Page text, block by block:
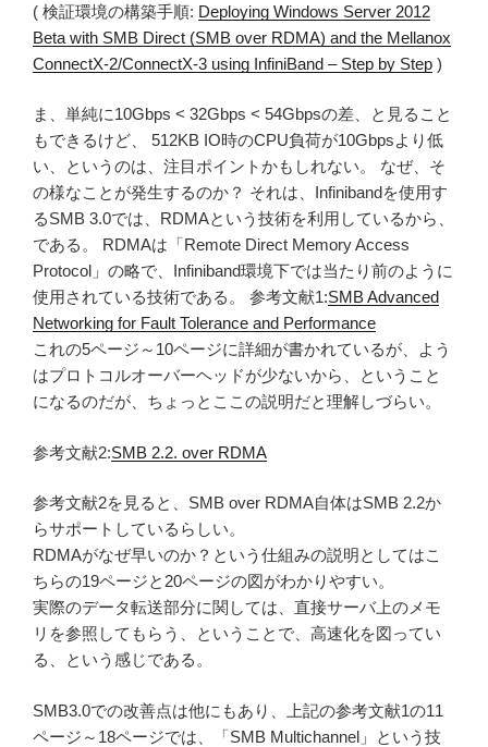
( 検証環境の構築手順: Deploying Windows Server 2012
Beta with SMB Direct (SMB over RDMA) and the Mellanox
ConnectX-2/ConnectX-3 using InfiniBand – Step by Step )
ま、単純に10Gbps < 32Gbps < 54Gbpsの差、と見ること
もできるけど、 512KB IO時のCPU負荷が10Gbpsより低
い、というのは、注目ポイントかもしれない。 なぜ、そ
の様なことが発生するのか？ それは、Infinibandを使用す
るSMB 3.0では、RDMAという技術を利用しているから、
である。 RDMAは「Remote Direct Memory Access
Protocol」の略で、Infiniband環境下では当たり前のように
使用されている技術である。 参考文献1:SMB Advanced
Networking for Fault Tolerance and Performance
これの5ページ～10ページに詳細が書かれているが、よう
はプロトコルオーバーヘッドが少ないから、ということ
になるのだが、ちょっとここの説明だと理解しづらい。
参考文献2:SMB 2.2. over RDMA
参考文献2を見ると、SMB over RDMA自体はSMB 2.2か
らサポートしているらしい。
RDMAがなぜ早いのか？という仕組みの説明としてはこ
ちらの19ページと20ページの図がわかりやすい。
実際のデータ転送部分に関しては、直接サーバ上のメモ
リを参照してもらう、ということで、高速化を図ってい
る、という感じである。
SMB3.0での改善点は他にもあり、上記の参考文献1の11
ページ～18ページでは、「SMB Multichannel」という技